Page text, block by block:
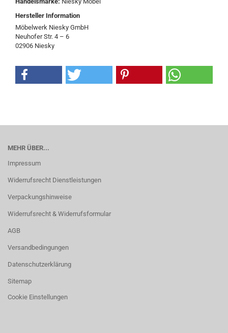
Hersteller Information
Möbelwerk Niesky GmbH
Neuhofer Str. 4 – 6
02906 Niesky
MEHR ÜBER...
Impressum
Widerrufsrecht Dienstleistungen
Verpackungshinweise
Widerrufsrecht & Widerrufsformular
AGB
Versandbedingungen
Datenschutzerklärung
Sitemap
Cookie Einstellungen